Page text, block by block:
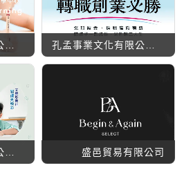
孔孟事業文化有限公司－KUMON品牌官網 盛邑貿易有限公司